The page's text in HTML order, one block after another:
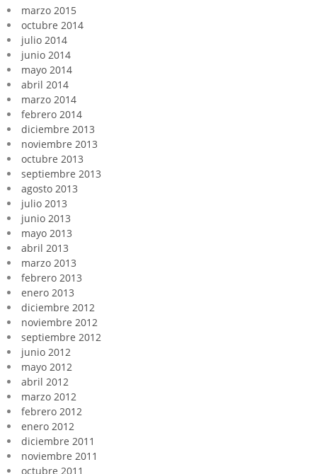
marzo 2015
octubre 2014
julio 2014
junio 2014
mayo 2014
abril 2014
marzo 2014
febrero 2014
diciembre 2013
noviembre 2013
octubre 2013
septiembre 2013
agosto 2013
julio 2013
junio 2013
mayo 2013
abril 2013
marzo 2013
febrero 2013
enero 2013
diciembre 2012
noviembre 2012
septiembre 2012
junio 2012
mayo 2012
abril 2012
marzo 2012
febrero 2012
enero 2012
diciembre 2011
noviembre 2011
octubre 2011